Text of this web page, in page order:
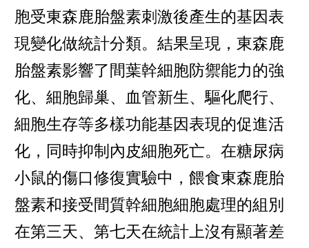
胞受東森鹿胎盤素刺激後產生的基因表
現變化做統計分類。結果呈現，東森鹿
胎盤素影響了間葉幹細胞防禦能力的強
化、細胞歸巢、血管新生、驅化爬行、
細胞生存等多樣功能基因表現的促進活
化，同時抑制內皮細胞死亡。在糖尿病
小鼠的傷口修復實驗中，餵食東森鹿胎
盤素和接受間質幹細胞細胞處理的組別
在第三天、第七天在統計上沒有顯著差